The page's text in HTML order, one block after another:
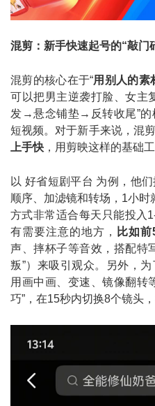
混剪：新手快速起号的“敲门
混剪的核心在于“用别人的素
可以把男主逆袭打脸、女主
发→悬念铺垫→反转收尾”的
短视频。对于新手来说，混
上手快 ，用剪映这样的基础
以 好省短剧平台 为例，他
顺序、加滤镜和转场，1小
方式非常适合每天只能投入
有需要注意的地方，
比如
声、摔杯子等音效，搭配特
叛”）来吸引观众。另外，
用画中画、变速、镜像翻转
巧”，在15秒内切换8个镜头，